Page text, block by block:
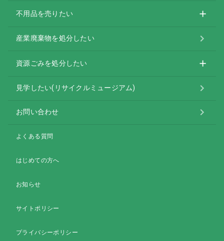
不用品を売りたい
産業廃棄物を処分したい
資源ごみを処分したい
見学したい(リサイクルミュージアム)
お問い合わせ
よくある質問
はじめての方へ
お知らせ
サイトポリシー
プライバシーポリシー